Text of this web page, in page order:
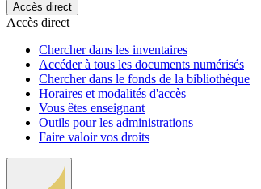
Accès direct
Accès direct
Chercher dans les inventaires
Accéder à tous les documents numérisés
Chercher dans le fonds de la bibliothèque
Horaires et modalités d'accès
Vous êtes enseignant
Outils pour les administrations
Faire valoir vos droits